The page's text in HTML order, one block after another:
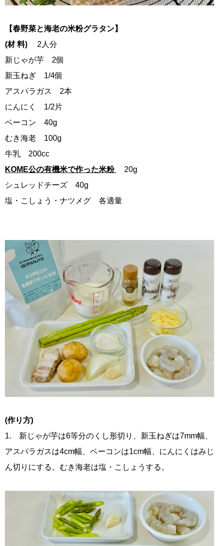
【春野菜と海老の米粉グラタン】
(材 料) 2人分
新じゃが芋 2個
新玉ねぎ 1/4個
アスパラガス 2本
にんにく 1/2片
ベーコン 40g
むき海老 100g
牛乳 200cc
KOME公の有機米で作った米粉
20g
シュレッドチーズ 40g
塩・こしょう・ナツメグ 各適量
(作り方)
1. 新じゃが芋は6等分のくし形切り、新玉ねぎは7mm幅、
アスパラガスは4cm幅、ベーコンは1cm幅、にんにくはみじ
ん切りにする。むき海老は塩・こしょうする。